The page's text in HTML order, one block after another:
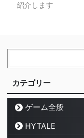
紹介します
カテゴリー
ゲーム全般
HYTALE